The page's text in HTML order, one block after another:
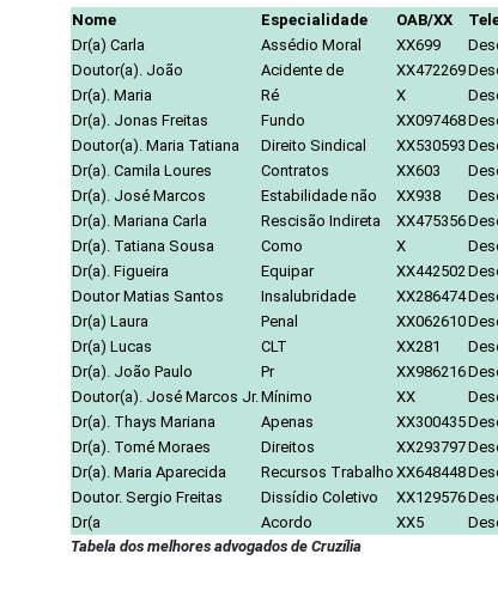
Nome Especialidade OAB/XX
Dr(a) Carla
Assédio Moral XX699
Doutor(a). João
Acidente de XX472269
Dr(a). Maria
Ré X
Dr(a). Jonas Freitas
Fundo XX097468
Doutor(a). Maria Tatiana
Direito Sindical XX530593
Dr(a). Camila Loures
Contratos XX603
Dr(a). José Marcos
Estabilidade não XX938
Dr(a). Mariana Carla
Rescisão Indireta XX475356
Dr(a). Tatiana Sousa
Como X
Dr(a). Figueira
Equipar XX442502
Doutor Matias Santos
Insalubridade XX286474
Dr(a) Laura
Penal XX062610
Dr(a) Lucas
CLT XX281
Dr(a). João Paulo
Pr XX986216
Doutor(a). José Marcos Jr. Mínimo XX
Dr(a). Thays Mariana
Apenas XX300435
Dr(a). Tomé Moraes
Direitos XX293797
Dr(a). Maria Aparecida
Recursos Trabalho XX648448
Doutor. Sergio Freitas
Dissídio Coletivo XX129576
Dr(a
Acordo XX5
Tabela dos melhores advogados de Cruzília